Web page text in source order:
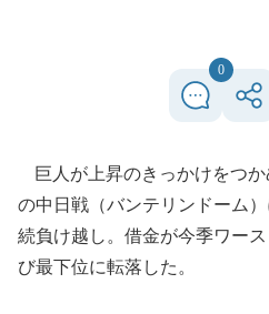
0
巨人が上昇のきっかけをつ
の中日戦（バンテリンドーム
続負け越し。借金が今季ワー
び最下位に転落した。